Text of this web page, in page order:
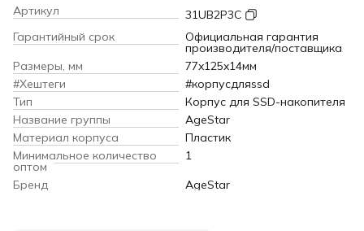
Артикул
31UB2P3C
Гарантийный срок
Официальная гарантия
производителя/поставщика
Размеры, мм
77x125x14мм
#Хештеги
#корпусдляssd
Тип
Корпус для SSD-накопителя
Название группы
AgeStar
Материал корпуса
Пластик
Минимальное количество
оптом
1
Бренд
AgeStar